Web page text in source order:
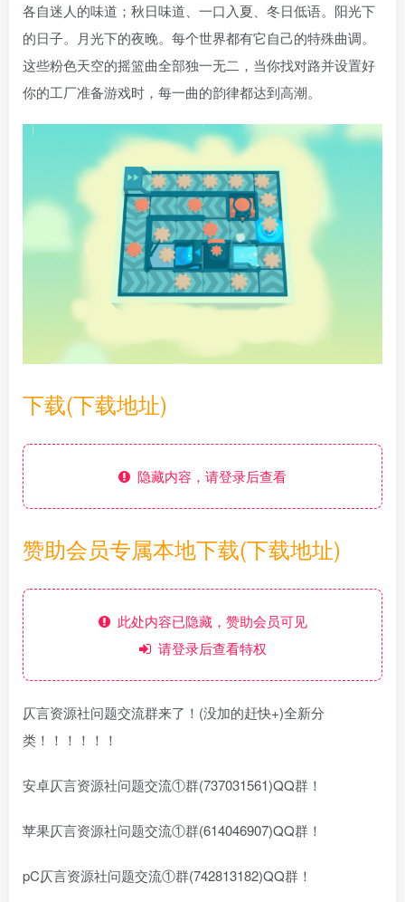
各自迷人的味道；秋日味道、一口入夏、冬日低语。阳光下
的日子。月光下的夜晚。每个世界都有它自己的特殊曲调。
这些粉色天空的摇篮曲全部独一无二，当你找对路并设置好
你的工厂准备游戏时，每一曲的韵律都达到高潮。
下载(下载地址)
隐藏内容，请登录后查看
赞助会员专属本地下载(下载地址)
此处内容已隐藏，赞助会员可见
请登录后查看特权
仄言资源社问题交流群来了！(没加的赶快+)全新分
类！！！！！！
安卓仄言资源社问题交流①群(737031561)QQ群！
苹果仄言资源社问题交流①群(614046907)QQ群！
pC仄言资源社问题交流①群(742813182)QQ群！